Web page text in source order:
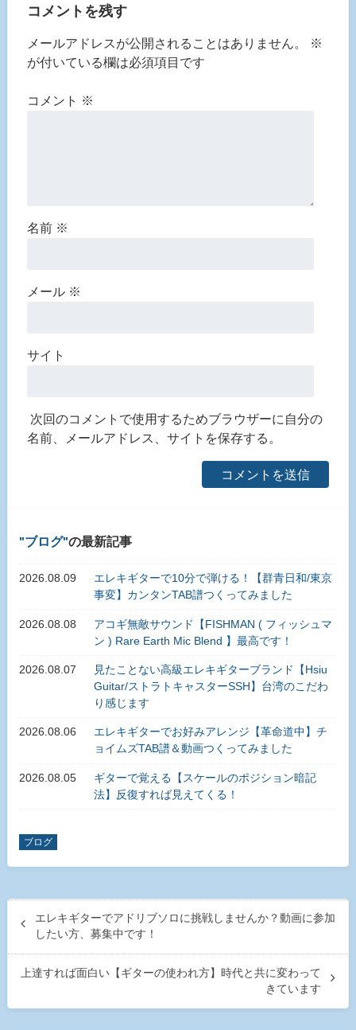
コメントを残す
メールアドレスが公開されることはありません。
※
が付いている欄は必須項目です
コメント ※
名前 ※
メール ※
サイト
次回のコメントで使用するためブラウザーに自分の
名前、メールアドレス、サイトを保存する。
ブログ の最新記事
2026.08.09
エレキギターで10分で弾ける！【群青日和/東京
事変】カンタンTAB譜つくってみました
2026.08.08
アコギ無敵サウンド【FISHMAN ( フィッシュマ
ン ) Rare Earth Mic Blend 】最高です！
2026.08.07
見たことない高級エレキギターブランド【Hsiu
Guitar/ストラトキャスターSSH】台湾のこだわ
り感じます
2026.08.06
エレキギターでお好みアレンジ【革命道中】チ
ョイムズTAB譜＆動画つくってみました
2026.08.05
ギターで覚える【スケールのポジション暗記
法】反復すれば見えてくる！
ブログ
エレキギターでアドリブソロに挑戦しませんか？動画に参加
したい方、募集中です！
上達すれば面白い【ギターの使われ方】時代と共に変わって
きています